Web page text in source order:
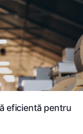
eficientă pentru